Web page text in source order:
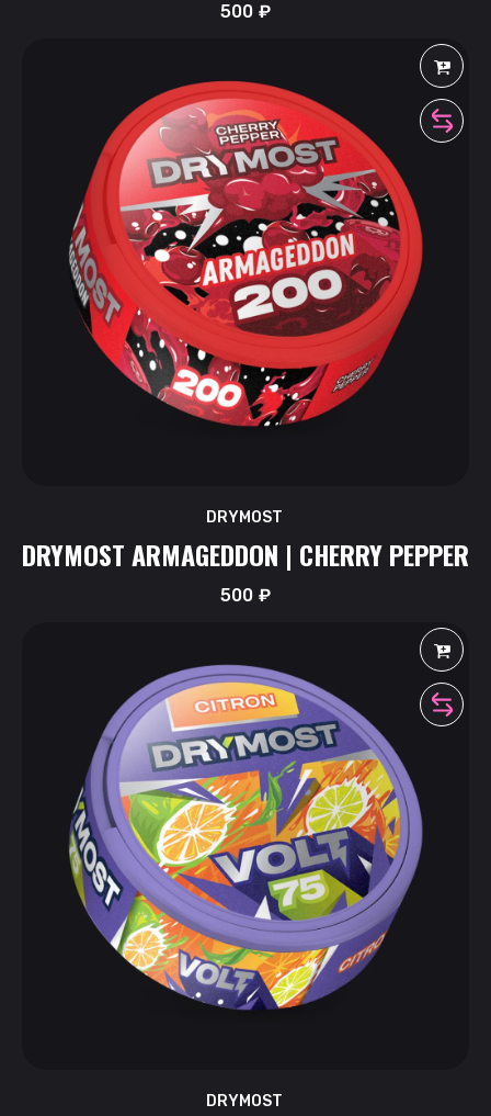
500₽
DRYMOST
DRYMOST ARMAGEDDON | CHERRY PEPPER
500₽
DRYMOST